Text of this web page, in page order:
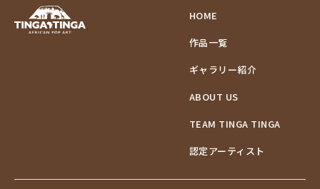
HOME
作品一覧
ギャラリー紹介
ABOUT US
TEAM TINGA TINGA
認定アーティスト